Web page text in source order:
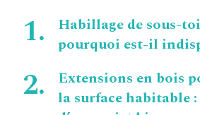
Habillage de sous-
pourquoi est-il
Extensions en bois
la surface habitable :